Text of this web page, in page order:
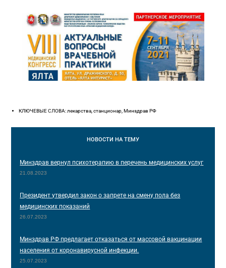
КЛЮЧЕВЫЕ СЛОВА: лекарства, станционар, Минздрав РФ
НОВОСТИ НА ТЕМУ
Минздрав вернул психотерапию в перечень медицинских услуг
21.08.2023
Президент утвердил закон о запрете на смену пола без
медицинских показаний
26.07.2023
Минздрав РФ предлагает отказаться от массовой вакцинации
населения от коронавирусной инфекции.
25.07.2023